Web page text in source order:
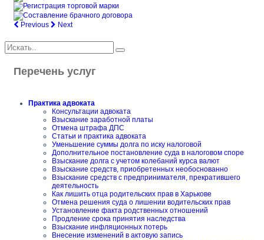
Previous Next
Перечень услуг
Практика адвоката
Консультации адвоката
Взыскание заработной платы
Отмена штрафа ДПС
Статьи и практика адвоката
Уменьшение суммы долга по иску налоговой
Дополнительное постановление суда в налоговом споре
Взыскание долга с учетом колебаний курса валют
Взыскание средств, приобретенных необоснованно
Взыскание средств с предпринимателя, прекратившего
деятельность
Как лишить отца родительских прав в Харькове
Отмена решения суда о лишении водительских прав
Установление факта родственных отношений
Продление срока принятия наследства
Взыскание инфляционных потерь
Внесение изменений в актовую запись